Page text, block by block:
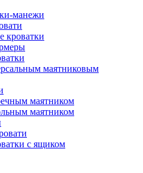
манежи
кроватки
маятниковым
маятником
маятником
с ящиком